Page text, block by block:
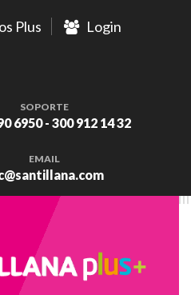
Plus Login
SOPORTE
6950 - 300 912 14 32
EMAIL